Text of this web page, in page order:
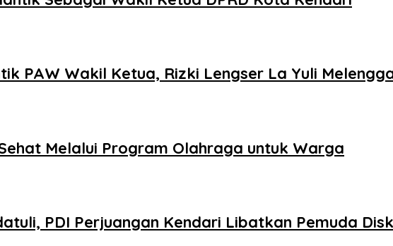
PAW Wakil Ketua, Rizki Lengser La Yuli
Melalui Program Olahraga untuk Warga
PDI Perjuangan Kendari Libatkan Pemuda